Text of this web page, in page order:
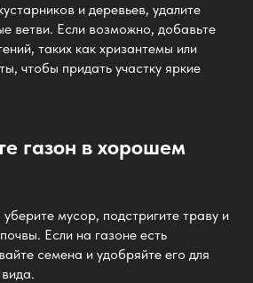
и деревьев, удалите
ветви. Если возможно, добавьте
таких как хризантемы или
чтобы придать участку яркие
газон в хорошем
мусор, подстригите траву и
Если на газоне есть
семена и удобряйте его для